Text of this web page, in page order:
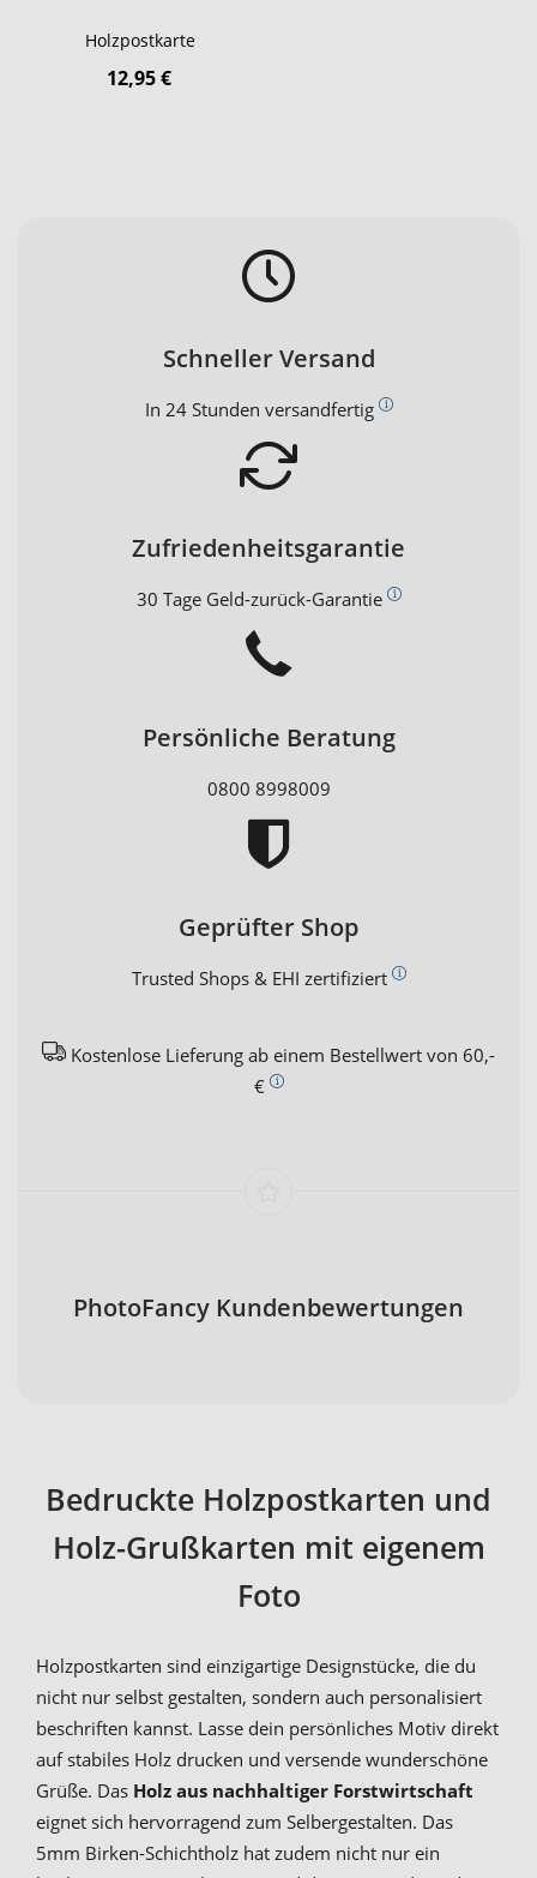
Holzpostkarte
12,95 €
Schneller Versand
In 24 Stunden versandfertig
Zufriedenheitsgarantie
30 Tage Geld-zurück-Garantie
Persönliche Beratung
0800 8998009
Geprüfter Shop
Trusted Shops & EHI zertifiziert
Kostenlose Lieferung ab einem Bestellwert von 60,-
€
PhotoFancy Kundenbewertungen
Bedruckte Holzpostkarten und
Holz-Grußkarten mit eigenem
Foto
Holzpostkarten sind einzigartige Designstücke, die du
nicht nur selbst gestalten, sondern auch personalisiert
beschriften kannst. Lasse dein persönliches Motiv direkt
auf stabiles Holz drucken und versende wunderschöne
Grüße. Das Holz aus nachhaltiger Forstwirtschaft
eignet sich hervorragend zum Selbergestalten. Das
5mm Birken-Schichtholz hat zudem nicht nur ein